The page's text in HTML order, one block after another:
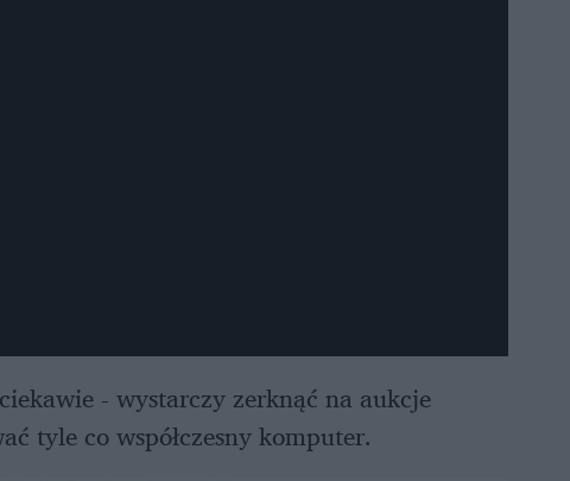
- wystarczy zerknąć na aukcje
tyle co współczesny komputer.